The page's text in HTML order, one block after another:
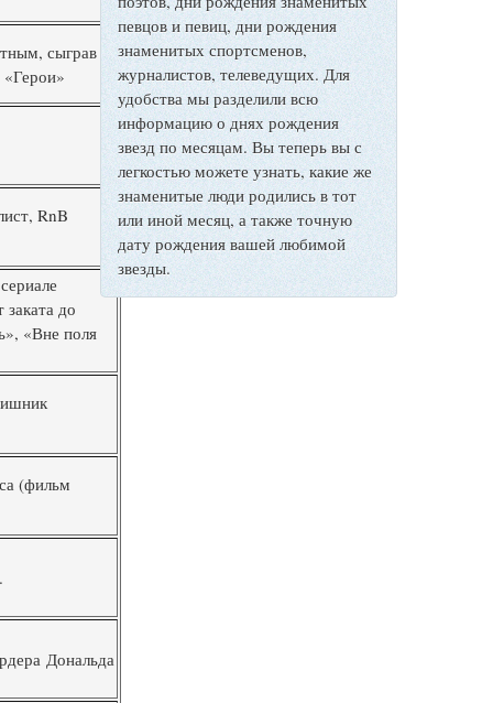
сыграв
RnB
до
«Вне поля
(фильм
Дональда
певцов и певиц, дни рождения
знаменитых спортсменов,
журналистов, телеведущих. Для
удобства мы разделили всю
информацию о днях рождения
звезд по месяцам. Вы теперь вы с
легкостью можете узнать, какие же
знаменитые люди родились в тот
или иной месяц, а также точную
дату рождения вашей любимой
звезды.